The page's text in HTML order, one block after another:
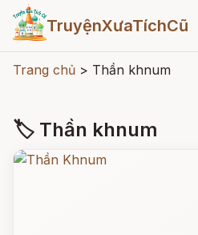
TruyệnXưaTíchCũ
Trang chủ > Thần khnum
🏷 Thần khnum